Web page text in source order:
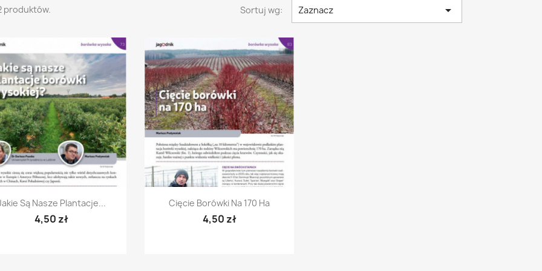
produktów. Sortuj wg: Zaznacz 
Szybki podgląd
Są Nasze Plantacje...
4,50 zł
Szybki podgląd
Cięcie Borówki Na 170 Ha
4,50 zł